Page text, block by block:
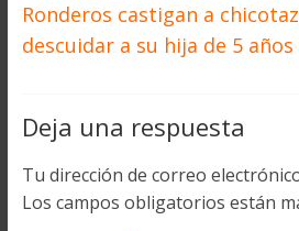
Ronderos castigan a
descuidar a su hija de 5
Deja una respuesta
Tu dirección de correo
Los campos obligatorios están